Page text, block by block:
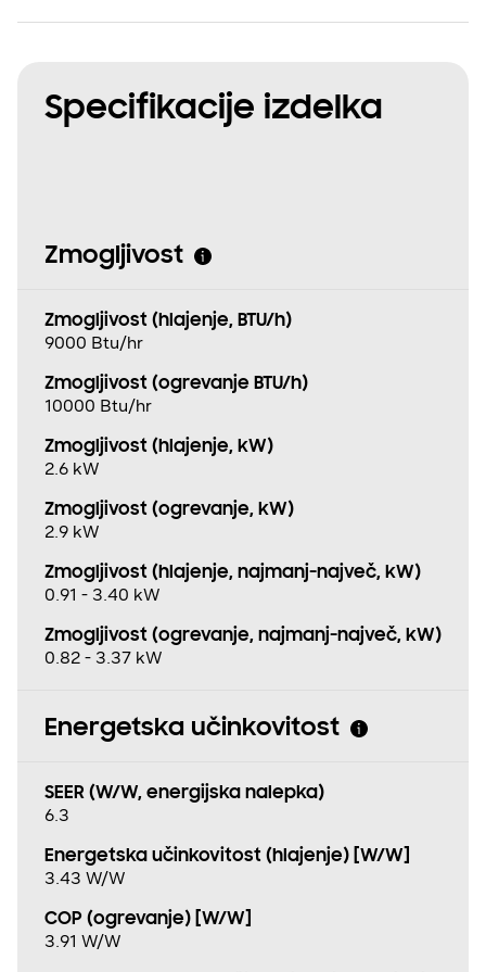
Specifikacije izdelka
Zmogljivost
Zmogljivost (hlajenje, BTU/h)
9000 Btu/hr
Zmogljivost (ogrevanje BTU/h)
10000 Btu/hr
Zmogljivost (hlajenje, kW)
2.6 kW
Zmogljivost (ogrevanje, kW)
2.9 kW
Zmogljivost (hlajenje, najmanj−največ, kW)
0.91 - 3.40 kW
Zmogljivost (ogrevanje, najmanj−največ, kW)
0.82 - 3.37 kW
Energetska učinkovitost
SEER (W/W, energijska nalepka)
6.3
Energetska učinkovitost (hlajenje) [W/W]
3.43 W/W
COP (ogrevanje) [W/W]
3.91 W/W